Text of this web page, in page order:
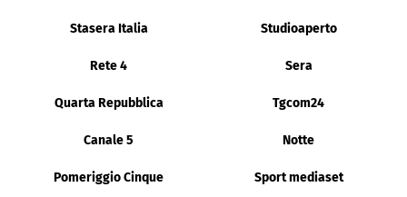
Stasera Italia Studioaperto
Rete 4 Sera
Quarta Repubblica Tgcom24
Canale 5 Notte
Pomeriggio Cinque Sport mediaset